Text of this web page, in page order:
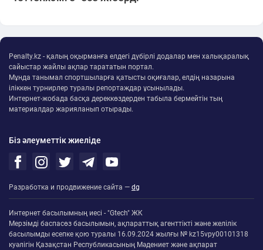
Penalty.kz - қалың оқырманға елдегі дүбірлі додалар мен халықаралық
сайыстар жайлы ақпар тарататын портал.
Мұнда танымал спортшыларға қатысты оқиғалар, елдің назарына
іліккен турнирлер туралы репортаждар ұсынылады.
Интернет-жобада басқа дереккөздерден табыла бермейтін тың
материалдар жарияланып отырады.
Біз әлеуметтік жиеліде
Разработка и продвижение сайта — dg
Интернет басылымның иесі - "Gtech" ЖК
Мерзімді баспасөз басылымын, ақпараттық агенттікті және желілік
басылымды есепке қою туралы 16.09.2024 жылғы № kz15vpy00101318
куәлігін Қазақстан Республикасының Мәдениет және ақпарат